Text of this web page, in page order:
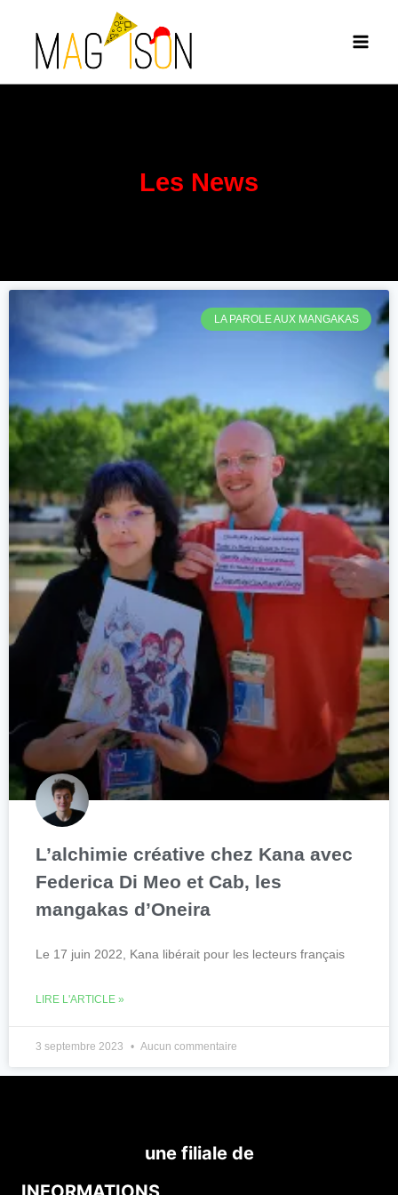
Les News
LA PAROLE AUX MANGAKAS
L’alchimie créative chez Kana avec
Federica Di Meo et Cab, les
mangakas d’Oneira
Le 17 juin 2022, Kana libérait pour les lecteurs français
LIRE L'ARTICLE »
3 septembre 2023 Aucun commentaire
une filiale de